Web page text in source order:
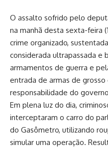
O assalto sofrido pelo
na manhã desta sexta-feira
crime organizado,
considerada ultrapassada e
armamentos de guerra e
entrada de armas de
responsabilidade do
Em plena luz do dia,
interceptaram o carro do
do Gasômetro, utilizando
simular uma operação.